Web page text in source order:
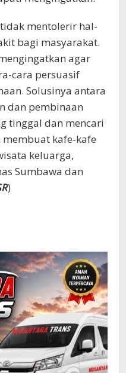
mentolerir hal-
bagi masyarakat.
agar
cara persuasif
Solusinya antara
dan pembinaan
tinggal dan mencari
kafe-kafe
keluarga,
Sumbawa dan
)